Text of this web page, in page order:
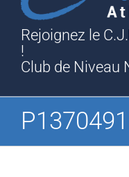
Rejoignez le
!
Club de Niveau
P1370491